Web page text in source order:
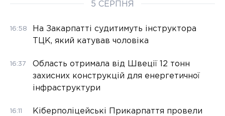
5 СЕРПНЯ
16:58
На Закарпатті судитимуть інструктора
ТЦК, який катував чоловіка
16:37
Область отримала від Швеції 12 тонн
захисних конструкцій для енергетичної
інфраструктури
16:11
Кіберполіцейські Прикарпаття провели